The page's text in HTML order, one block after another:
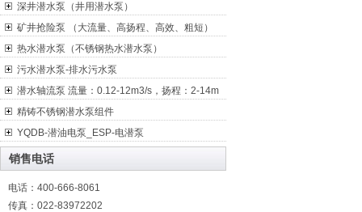
深井潜水泵（井用潜水泵）
矿井抢险泵 （大流量、高扬程、高效、粗短）
热水潜水泵（不锈钢热水潜水泵）
污水潜水泵-排水污水泵
潜水轴流泵 流量：0.12-12m3/s，扬程：2-14m
精铸不锈钢潜水泵组件
YQDB-潜油电泵_ESP-电潜泵
销售电话
电话：400-666-8061
传真：022-83972202